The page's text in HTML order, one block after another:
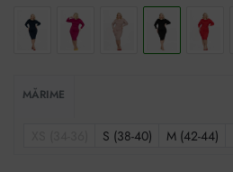
MĂRIME
S (38-40) M (42-44)